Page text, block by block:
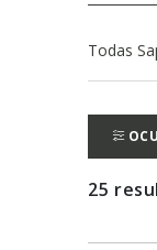
Todas
25